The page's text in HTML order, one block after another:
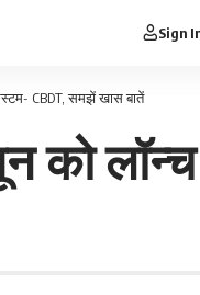
Sign
CBDT, समझें खास बातें
लॉन्च